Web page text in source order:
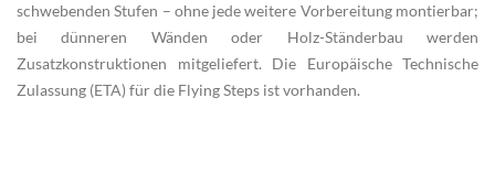
schwebenden Stufen – ohne jede weitere Vorbereitung montierbar;
bei dünneren Wänden oder Holz-Ständerbau werden
Zusatzkonstruktionen mitgeliefert. Die Europäische Technische
Zulassung (ETA) für die Flying Steps ist vorhanden.